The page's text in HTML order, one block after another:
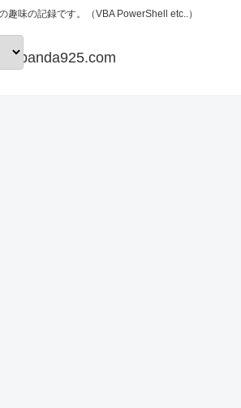
趣味の記録です。（VBA PowerShell etc..）
papanda925.com